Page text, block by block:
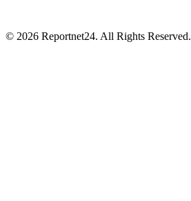
© 2026 Reportnet24. All Rights Reserved.